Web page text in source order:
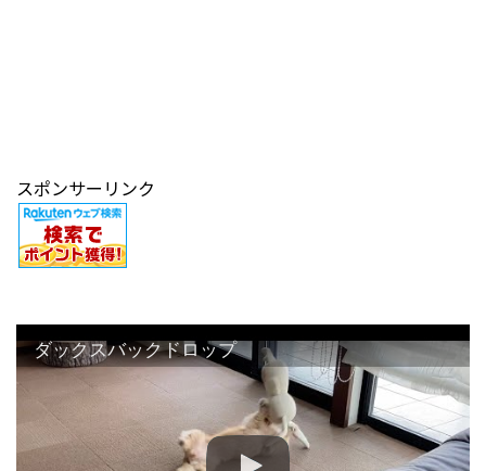
スポンサーリンク
ダックスバックドロップ